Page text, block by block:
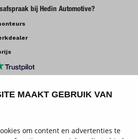
MAAKT GEBRUIK VAN
om content en advertenties te
bij Hedin Automotive?